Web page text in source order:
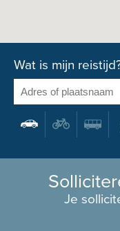
Wat is mijn
Je